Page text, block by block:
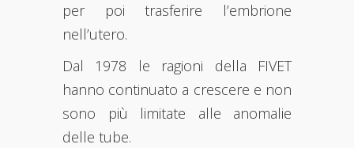
per poi trasferire l’embrione
nell’utero.
Dal 1978 le ragioni della FIVET
hanno continuato a crescere e non
sono più limitate alle anomalie
delle tube.